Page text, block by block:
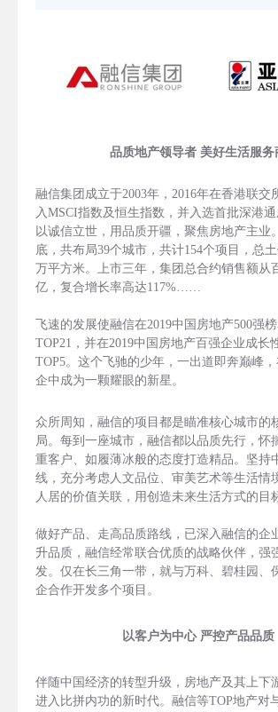
品质地产领导者 美好生活服务
融信集团成立于2003年，2016年在香港联交
入MSCI指数及恒生指数，并入选首批深港
以诚信立世，用品质开疆，聚焦房地产主业
底，共布局39个城市，共计154个项目，总
万平方米。上市三年，集团总合约销售额从
亿，复合增长率高达117%……
飞速的发展使融信在2019中国房地产500强
TOP21，并在2019中国房地产百强企业成长
TOP5。这个飞驰的少年，一出道即奔巅峰
企中成为一颗耀眼的新星。
众所周知，融信的项目都是瞄准核心城市的
局。每到一座城市，融信都以品质先行，怀
重客户、如履薄冰般的态度打造精品。坚持
线，充分考虑人文品位、审美艺术等生活情
人居的价值关联，用创造未来生活方式的目
做好产品、走高品质路线，已深入融信的企
升品质，融信经常联合优质的战略伙伴，强
发。仅在长三角一带，就与万科、碧桂园、
企合作开发多个项目。
以客户为中心 严控产品品质
伴随中国经济的转型升级，房地产及其上下
进入比拼内功的新时代。融信等TOP地产对